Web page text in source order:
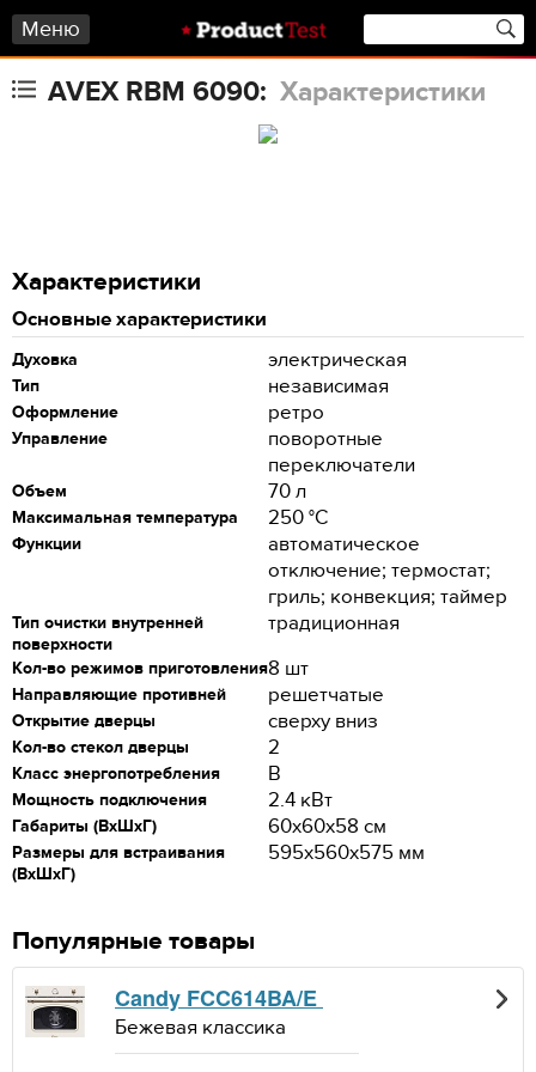
Меню
AVEX RBM 6090: Характеристики
Характеристики
Основные характеристики
Духовка электрическая
Тип независимая
Оформление ретро
Управление
поворотные
переключатели
Объем 70 л
Максимальная температура 250 °C
Функции
автоматическое
отключение; термостат;
гриль; конвекция; таймер
Тип очистки внутренней
поверхности
традиционная
Кол-во режимов приготовления8 шт
Направляющие противней решетчатые
Открытие дверцы сверху вниз
Кол-во стекол дверцы 2
Класс энергопотребления B
Мощность подключения 2.4 кВт
Габариты (ВхШхГ) 60x60x58 см
Размеры для встраивания
(ВхШхГ)
595x560x575 мм
Популярные товары
Candy FCC614BA/E
Бежевая классика